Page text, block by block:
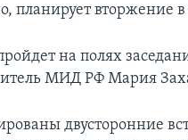
планирует вторжение
на полях
МИД РФ Мария
двусторонние